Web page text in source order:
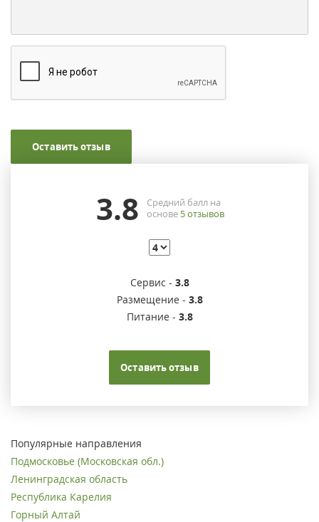
Оставить отзыв
3.8
Средний балл на
основе 5отзывов
Сервис - 3.8
Размещение - 3.8
Питание - 3.8
Оставить отзыв
Популярные направления
Подмосковье (Московская обл.)
Ленинградская область
Республика Карелия
Горный Алтай